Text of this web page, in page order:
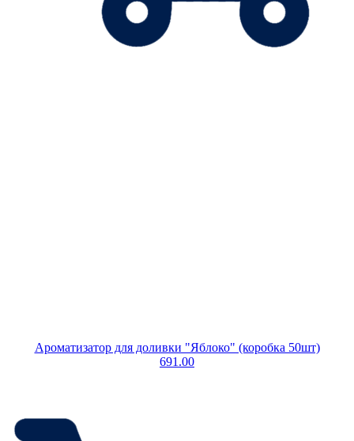
Ароматизатор для доливки "Яблоко" (коробка 50шт)
691.00